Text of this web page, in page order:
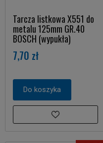
Tarcza listkowa X551 do
metalu 125mm GR.40
BOSCH (wypukła)
7,70 zł
Do koszyka